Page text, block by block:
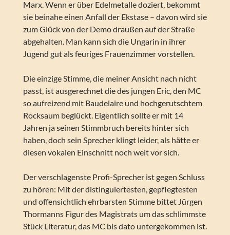
Marx. Wenn er über Edelmetalle doziert, bekommt
sie beinahe einen Anfall der Ekstase – davon wird sie
zum Glück von der Demo draußen auf der Straße
abgehalten. Man kann sich die Ungarin in ihrer
Jugend gut als feuriges Frauenzimmer vorstellen.
Die einzige Stimme, die meiner Ansicht nach nicht
passt, ist ausgerechnet die des jungen Eric, den MC
so aufreizend mit Baudelaire und hochgerutschtem
Rocksaum beglückt. Eigentlich sollte er mit 14
Jahren ja seinen Stimmbruch bereits hinter sich
haben, doch sein Sprecher klingt leider, als hätte er
diesen vokalen Einschnitt noch weit vor sich.
Der verschlagenste Profi-Sprecher ist gegen Schluss
zu hören: Mit der distinguiertesten, gepflegtesten
und offensichtlich ehrbarsten Stimme bittet Jürgen
Thormanns Figur des Magistrats um das schlimmste
Stück Literatur, das MC bis dato untergekommen ist.